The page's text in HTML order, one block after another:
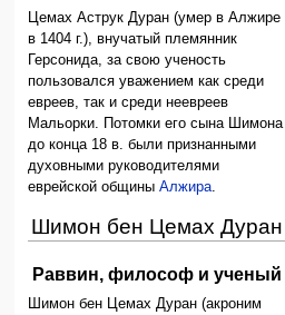
Цемах Аструк Дуран (умер в Алжире
в 1404 г.), внучатый племянник
Герсонида, за свою ученость
пользовался уважением как среди
евреев, так и среди неевреев
Мальорки. Потомки его сына Шимона
до конца 18 в. были признанными
духовными руководителями
еврейской общиныАлжира.
Шимон бен Цемах Дуран
Раввин, философ и ученый
Шимон бен Цемах Дуран (акроним